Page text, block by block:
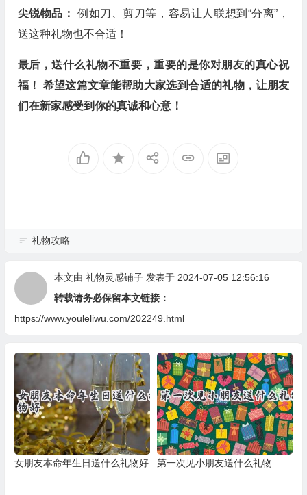
尖锐物品：例如刀、剪刀等，容易让人联想到“分离”，
送这种礼物也不合适！
最后，送什么礼物不重要，重要的是你对朋友的真心祝
福！ 希望这篇文章能帮助大家选到合适的礼物，让朋友
们在新家感受到你的真诚和心意！
礼物攻略
本文由 礼物灵感铺子发表于 2024-07-05 12:56:16
转载请务必保留本文链接：
https://www.youleliwu.com/202249.html
女朋友本命年生日送什么礼物好 第一次见小朋友送什么礼物